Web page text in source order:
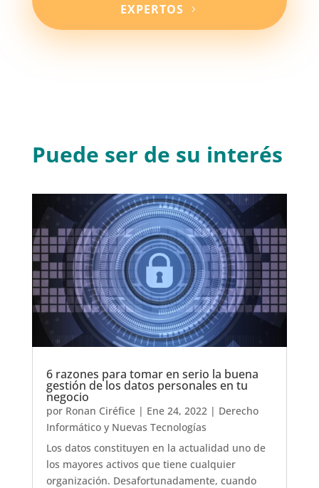
EXPERTOS
Puede ser de su interés
6 razones para tomar en serio la buena
gestión de los datos personales en tu
negocio
por Ronan Ciréfice| Ene 24, 2022 | Derecho
Informático y Nuevas Tecnologías
Los datos constituyen en la actualidad uno de
los mayores activos que tiene cualquier
organización. Desafortunadamente, cuando